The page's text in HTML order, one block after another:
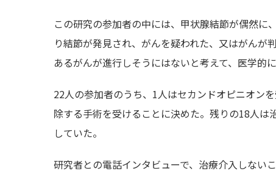
この研究の参加者の中には、甲状腺結節が偶然
り結節が発見され、がんを疑われた、又はがん
あるがんが進行しそうにはないと考えて、医学的
22人の参加者のうち、1人はセカンドオピニオン
除する手術を受けることに決めた。残りの18人
していた。
研究者との電話インタビューで、治療介入しない